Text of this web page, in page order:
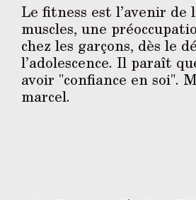
Le fitness est l’avenir de
muscles, une
chez les garçons, dès le
l’adolescence. Il paraît
avoir "confiance en soi".
marcel.